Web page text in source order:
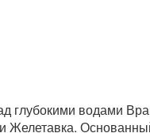
глубокими водами